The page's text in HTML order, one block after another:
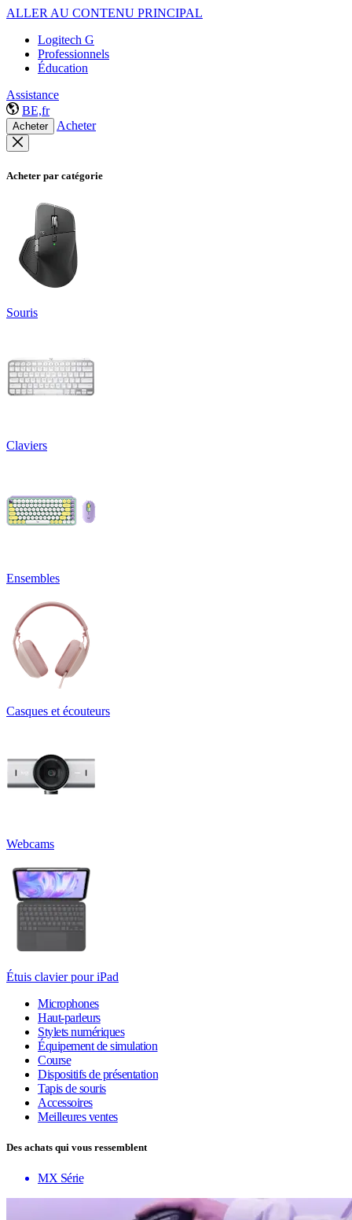
ALLER AU CONTENU PRINCIPAL
Logitech G
Professionnels
Éducation
Assistance
BE,fr
Acheter Acheter
Acheter par catégorie
Souris
Claviers
Ensembles
Casques et écouteurs
Webcams
Étuis clavier pour iPad
Microphones
Haut-parleurs
Stylets numériques
Équipement de simulation
Course
Dispositifs de présentation
Tapis de souris
Accessoires
Meilleures ventes
Des achats qui vous ressemblent
MX Série